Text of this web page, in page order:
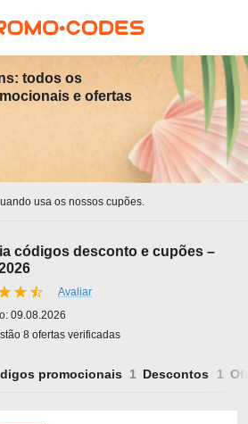
todos os
e ofertas
usa os nossos cupões.
códigos desconto e cupões –
Avaliar
09.08.2026
8 ofertas verificadas
promocionais Descontos